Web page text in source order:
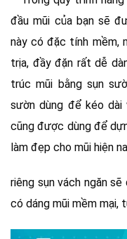
đầu mũi của bạn sẽ
này có đặc tính mềm,
trịa, đầy đặn rất dễ
trúc mũi bằng sụn
sườn dùng để kéo dài
cũng được dùng để
làm đẹp cho mũi hiện
riêng sụn vách ngăn
có dáng mũi mềm mại,